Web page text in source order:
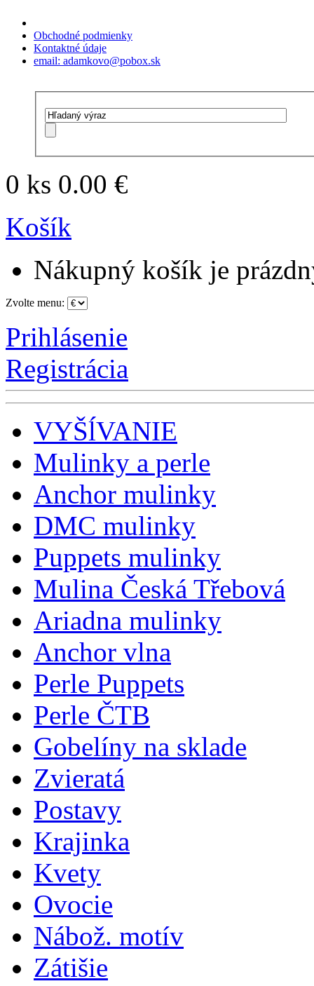
Obchodné podmienky
Kontaktné údaje
email: adamkovo@pobox.sk
0 ks 0.00 €
Košík
Nákupný košík je
Zvolte menu:
Prihlásenie
Registrácia
VYŠĺVANIE
Mulinky a perle
Anchor mulinky
DMC mulinky
Puppets mulinky
Mulina Česká Třebová
Ariadna mulinky
Anchor vlna
Perle Puppets
Perle ČTB
Gobelíny na sklade
Zvieratá
Postavy
Krajinka
Kvety
Ovocie
Nábož. motív
Zátišie